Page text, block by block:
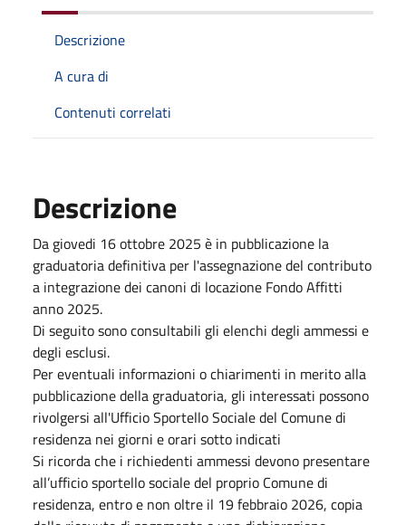
Descrizione
A cura di
Contenuti correlati
Descrizione
Da giovedi 16 ottobre 2025 è in pubblicazione la
graduatoria definitiva per l'assegnazione del contributo
a integrazione dei canoni di locazione Fondo Affitti
anno 2025.
Di seguito sono consultabili gli elenchi degli ammessi e
degli esclusi.
Per eventuali informazioni o chiarimenti in merito alla
pubblicazione della graduatoria, gli interessati possono
rivolgersi all'Ufficio Sportello Sociale del Comune di
residenza nei giorni e orari sotto indicati
Si ricorda che i richiedenti ammessi devono presentare
all’ufficio sportello sociale del proprio Comune di
residenza, entro e non oltre il 19 febbraio 2026, copia